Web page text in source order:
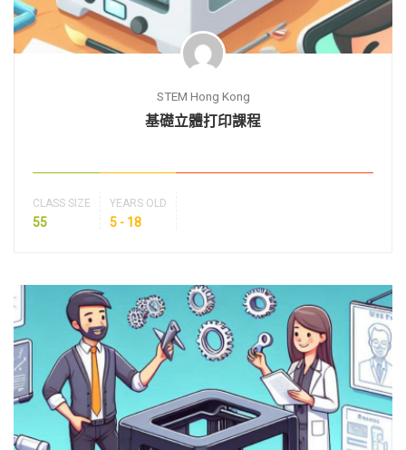
STEM Hong Kong
基礎立體打印課程
CLASS SIZE
55
YEARS OLD
5 - 18